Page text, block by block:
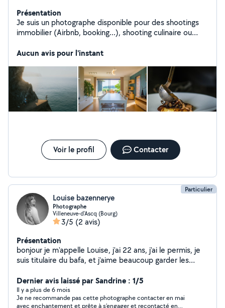
Présentation
Je suis un photographe disponible pour des shootings
immobilier (Airbnb, booking...), shooting culinaire ou
Aucun avis pour l'instant
Voir le profil Contacter
Particulier
Louise bazennerye
Photographe
Villeneuve-d'Ascq (Bourg)
3/5 (2 avis)
Présentation
bonjour je m'appelle Louise, j'ai 22 ans, j'ai le permis, je
suis titulaire du bafa, et j'aime beaucoup garder les
anniversaire, événement
Dernier avis laissé par Sandrine : 1/5
Il y a plus de 6 mois
Je ne recommande pas cette photographe contacter en mai
avec enchantement et prête à s’engager et recontacté en